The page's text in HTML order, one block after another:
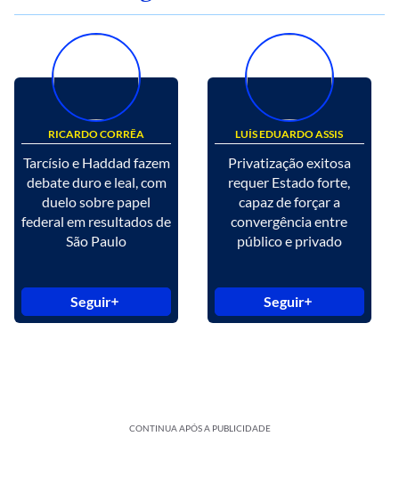
RICARDO CORRÊA
Tarcísio e Haddad fazem
debate duro e leal, com
duelo sobre papel
federal em resultados de
São Paulo
Seguir
LUÍS EDUARDO ASSIS
Privatização exitosa
requer Estado forte,
capaz de forçar a
convergência entre
público e privado
Seguir
CONTINUA APÓS A PUBLICIDADE